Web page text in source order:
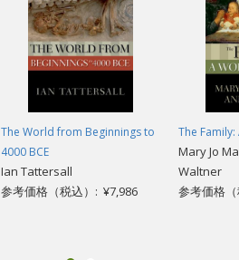
The World from Beginnings to
4000 BCE
Ian Tattersall
参考価格（税込）: ¥7,986
The
Mary Jo
Waltner
参考価格